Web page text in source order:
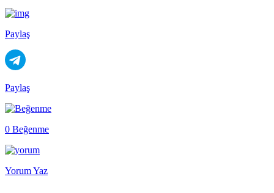
Paylaş
Paylaş
0 Beğenme
Yorum Yaz